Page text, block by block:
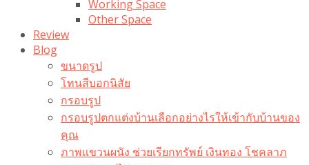
Working Space
Other Space
Review
Blog
ขนาดรูป
โทนสีบอกนิสัย
กรอบรูป
กรอบรูปตกแต่งบ้านเลือกอย่างไรให้เข้ากับบ้านของ
คุณ
ภาพแขวนผนัง ช่วยเรียกทรัพย์ เงินทอง โชคลาภ